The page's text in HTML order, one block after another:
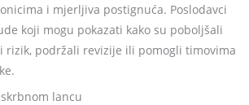
i mjerljiva postignuća. Poslodavci
koji mogu pokazati kako su poboljšali
rizik, podržali revizije ili pomogli timovima
lancu